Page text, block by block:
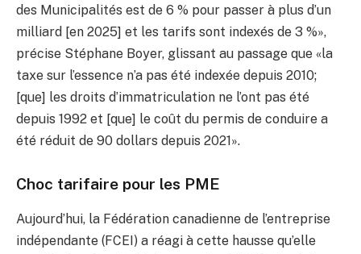
des Municipalités est de 6 % pour passer à plus d’un
milliard [en 2025] et les tarifs sont indexés de 3 %»,
précise Stéphane Boyer, glissant au passage que «la
taxe sur l’essence n’a pas été indexée depuis 2010;
[que] les droits d’immatriculation ne l’ont pas été
depuis 1992 et [que] le coût du permis de conduire a
été réduit de 90 dollars depuis 2021».
Choc tarifaire pour les PME
Aujourd’hui, la Fédération canadienne de l’entreprise
indépendante (FCEI) a réagi à cette hausse qu’elle